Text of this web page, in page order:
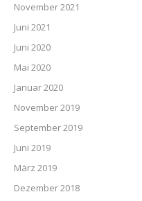
November 2021
Juni 2021
Juni 2020
Mai 2020
Januar 2020
November 2019
September 2019
Juni 2019
März 2019
Dezember 2018